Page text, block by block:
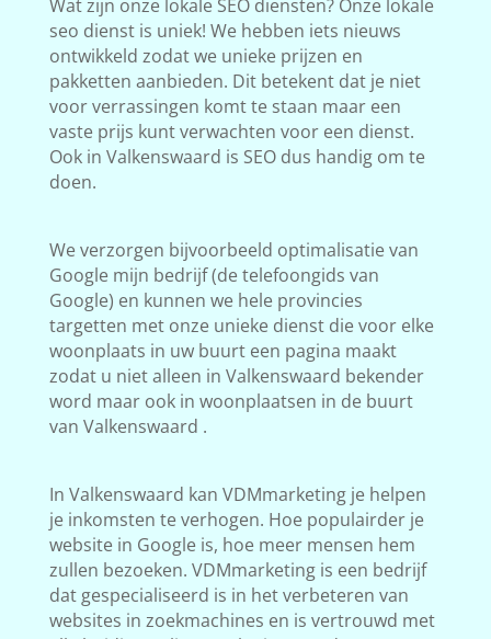
Wat zijn onze lokale SEO diensten? Onze lokale
seo dienst is uniek! We hebben iets nieuws
ontwikkeld zodat we unieke prijzen en
pakketten aanbieden. Dit betekent dat je niet
voor verrassingen komt te staan maar een
vaste prijs kunt verwachten voor een dienst.
Ook in Valkenswaard is SEO dus handig om te
doen.
We verzorgen bijvoorbeeld optimalisatie van
Google mijn bedrijf (de telefoongids van
Google) en kunnen we hele provincies
targetten met onze unieke dienst die voor elke
woonplaats in uw buurt een pagina maakt
zodat u niet alleen in Valkenswaard bekender
word maar ook in woonplaatsen in de buurt
van Valkenswaard .
In Valkenswaard kan VDMmarketing je helpen
je inkomsten te verhogen. Hoe populairder je
website in Google is, hoe meer mensen hem
zullen bezoeken. VDMmarketing is een bedrijf
dat gespecialiseerd is in het verbeteren van
websites in zoekmachines en is vertrouwd met